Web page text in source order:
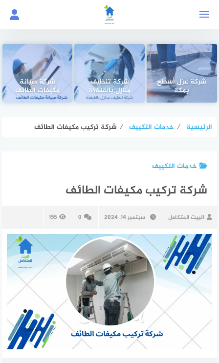
شركة عزل أسطح
بمكة
شركة تنظيف
منازل بالقنفذة
شركة صيانة
مكيفات الطائف
الرئيسية ⁄ خدمات التكييف ⁄ شركة تركيب مكيفات الطائف
خدمات التكييف
شركة تركيب مكيفات الطائف
البيت المتكامل سبتمبر 14, 2024 0
155